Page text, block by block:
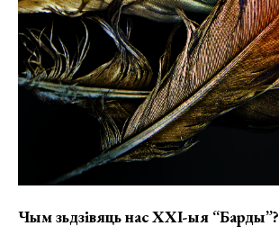
Чым зьдзівяць нас XXІ-ыя “Барды”?